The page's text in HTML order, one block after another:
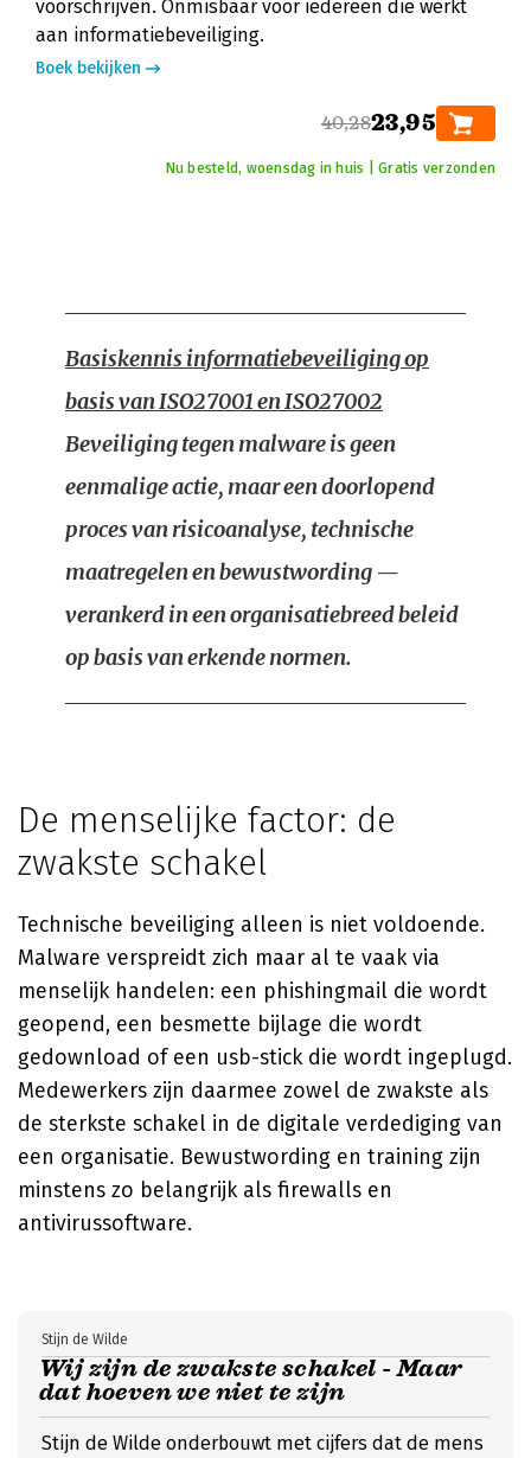
voorschrijven. Onmisbaar voor iedereen die werkt
aan informatiebeveiliging.
Boek bekijken
40,2823,95
Nu besteld, woensdag in huis | Gratis verzonden
Basiskennis informatiebeveiliging op
basis van ISO27001 en ISO27002
Beveiliging tegen malware is geen
eenmalige actie, maar een doorlopend
proces van risicoanalyse, technische
maatregelen en bewustwording —
verankerd in een organisatiebreed beleid
op basis van erkende normen.
De menselijke factor: de
zwakste schakel
Technische beveiliging alleen is niet voldoende.
Malware verspreidt zich maar al te vaak via
menselijk handelen: een phishingmail die wordt
geopend, een besmette bijlage die wordt
gedownload of een usb-stick die wordt ingeplugd.
Medewerkers zijn daarmee zowel de zwakste als
de sterkste schakel in de digitale verdediging van
een organisatie. Bewustwording en training zijn
minstens zo belangrijk als firewalls en
antivirussoftware.
Wij zijn de zwakste schakel - Maar
dat hoeven we niet te zijn
Stijn de Wilde
Stijn de Wilde onderbouwt met cijfers dat de mens